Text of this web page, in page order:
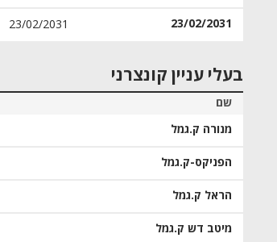
23/02/2031
23/02/2031
בעלי עניין קונצרני
שם
מנורה ק.גמל
הפניקס-ק.גמל
הראל ק.גמל
מיטב דש ק.גמל